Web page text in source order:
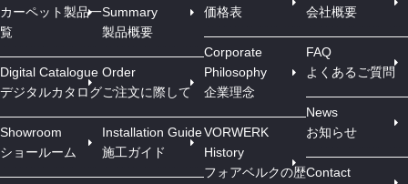
カーペット製品一
覧
Digital Catalogue
デジタルカタログ
Showroom
ショールーム
Summary
製品概要
Order
ご注文に際して
Installation Guide
施工ガイド
価格表
Corporate
Philosophy
企業理念
VORWERK
History
フォアベルクの歴
会社概要
FAQ
よくあるご質問
News
お知らせ
Contact